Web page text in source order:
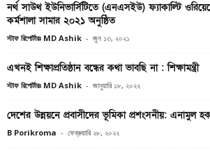
নর্থ সাউথ ইউনিভার্সিটিতে (এনএসইউ) ফ্যাকাল্টি
কর্মশালা সামার ২০২১ অনুষ্ঠিত
স্টাফ রিপোর্টারঃ MD Ashik - জুন ১৩, ২০২১
এখনই শিক্ষাপ্রতিষ্ঠান বন্ধের কথা ভাবছি না : শিক্ষামন্ত্রী
স্টাফ রিপোর্টারঃ MD Ashik - জানুয়ারি ১৮, ২০২২
দেশের উন্নয়নে প্রবাসীদের ভূমিকা প্রশংসনীয়: এনামুল
B Porikroma - ফেব্রুয়ারি ২৮, ২০২২